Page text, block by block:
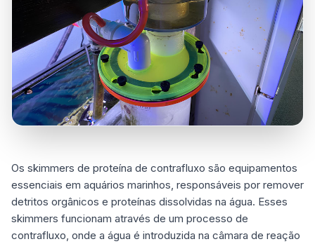
Os skimmers de proteína de contrafluxo são equipamentos
essenciais em aquários marinhos, responsáveis por remover
detritos orgânicos e proteínas dissolvidas na água. Esses
skimmers funcionam através de um processo de
contrafluxo, onde a água é introduzida na câmara de reação